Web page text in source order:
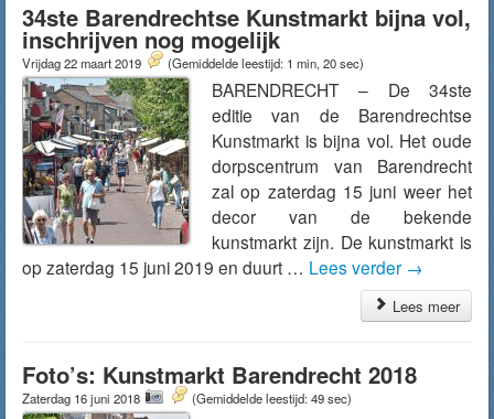
34ste Barendrechtse Kunstmarkt bijna vol,
inschrijven nog mogelijk
Vrijdag 22 maart 2019 (Gemiddelde leestijd: 1 min, 20 sec)
BARENDRECHT – De 34ste
editie van de Barendrechtse
Kunstmarkt is bijna vol. Het oude
dorpscentrum van Barendrecht
zal op zaterdag 15 juni weer het
decor van de bekende
kunstmarkt zijn. De kunstmarkt is
op zaterdag 15 juni 2019 en duurt … Lees verder →
Lees meer
Foto’s: Kunstmarkt Barendrecht 2018
Zaterdag 16 juni 2018 (Gemiddelde leestijd: 49 sec)